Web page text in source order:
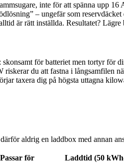
inte för att spänna upp
– ungefär som
är rätt inställda. Resultatet?
för batteriet men tortyr för
du att fastna i långsamfilen
taxera dig på högsta uttagna
aldrig en laddbox med annan
Passar för
Laddtid (50